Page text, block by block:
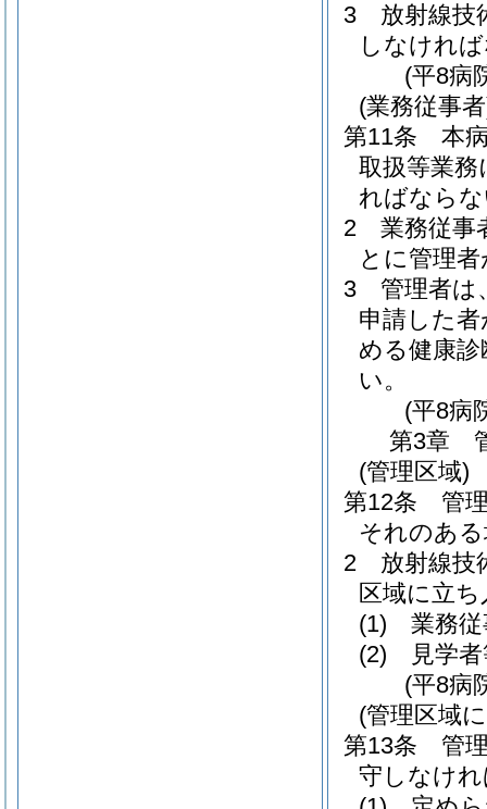
3
放射線技
しなけれ
(平8病
(業務従事
第11条
本
取扱等業
ればなら
2
業務従事
とに管理
3
管理者は
申請した者
める健康
い。
(平8病
第3章
(管理区域)
第12条
管
それのあ
2
放射線技
区域に立
(1)
業務
(2)
見学
(平8病
(管理区域
第13条
管
守しなけ